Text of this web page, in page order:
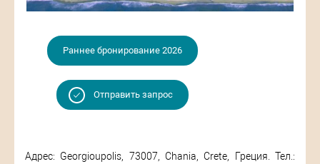
Раннее бронирование 2026
Отправить запрос
Адрес: Georgioupolis, 73007, Chania, Crete, Греция. Тел.: